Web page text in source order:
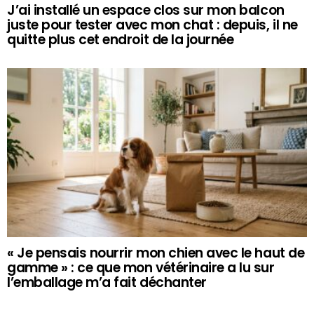
J’ai installé un espace clos sur mon balcon
juste pour tester avec mon chat : depuis, il ne
quitte plus cet endroit de la journée
« Je pensais nourrir mon chien avec le haut de
gamme » : ce que mon vétérinaire a lu sur
l’emballage m’a fait déchanter